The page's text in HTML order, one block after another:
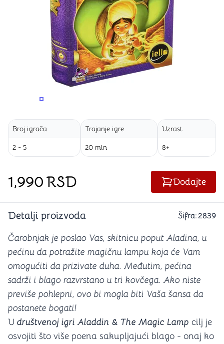
PROMENITE UGAO GLEDANJA
Broj igrača
2 - 5
Trajanje igre
20 min
Uzrast
8+
1,990RSD Dodajte
Detalji proizvoda Šifra:2839
Čarobnjak je poslao Vas, skitnicu poput Aladina, u
pećinu da potražite magičnu lampu koja će Vam
omogućiti da prizivate duha. Međutim, pećina
sadrži i blago razvrstano u tri kovčega. Ako niste
previše pohlepni, ovo bi mogla biti Vaša šansa da
postanete bogati!
U društvenoj igri Aladdin & The Magic Lamp cilj je
osvojiti što više poena sakupljajući blago - onaj ko